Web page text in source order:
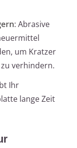
: Abrasive
um Kratzer
verhindern.
Ihr
lange Zeit